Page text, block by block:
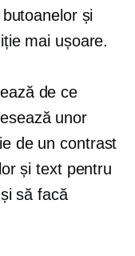
și
mai ușoare.
de ce
unor
de un contrast
și text pentru
să facă